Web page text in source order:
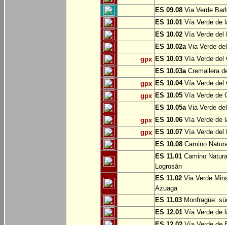
ES 09.08 Via Verde
ES 10.01 Vía Verde de
ES 10.02 Vía Verde del
ES 10.02aVia Verde
gpx ES 10.03 Vía Verde del
ES 10.03aCremallera
gpx ES 10.04Vía Verde del
gpx ES 10.05 Vía Verde de
ES 10.05aVia Verde
gpx ES 10.06 Vía Verde de
gpx ES 10.07 Vía Verde del
ES 10.08 Camino
ES 11.01 Camino
Logrosán
ES 11.02 Via Verde
Azuaga
ES 11.03 Monfragüe:
ES 12.01 Vía Verde de